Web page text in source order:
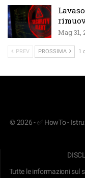
Mag 31,
PREV PROSSIMA 1
© 2026 - ✅ HowTo -
Tutte le informazioni sul